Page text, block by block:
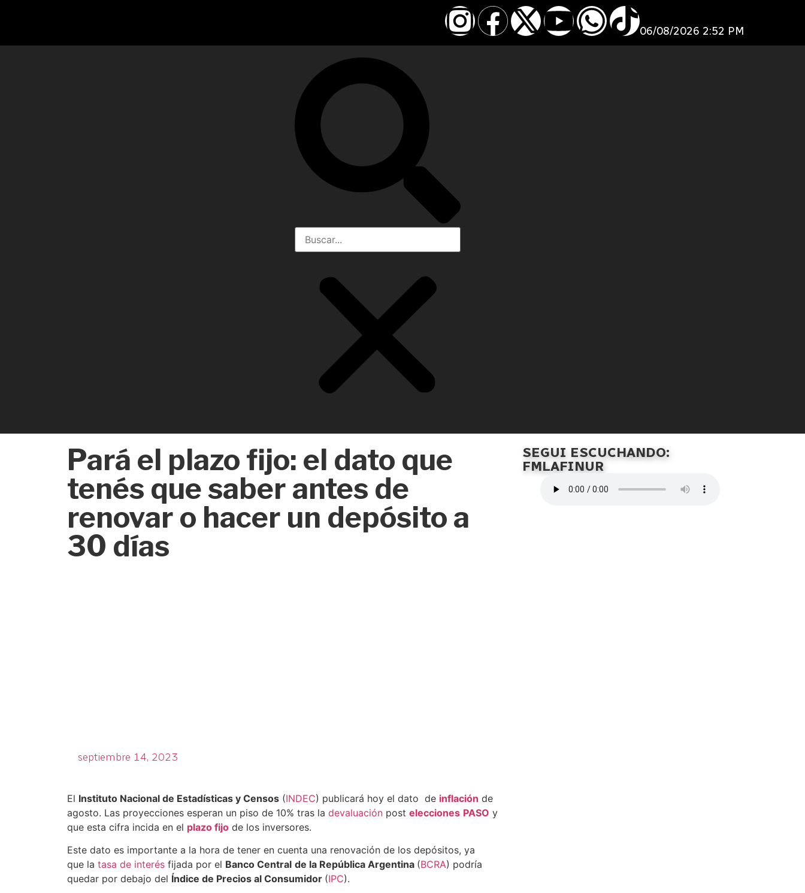
06/08/2026 2:52 PM
Pará el plazo fijo: el dato que
tenés que saber antes de
renovar o hacer un depósito a
30 días
septiembre 14, 2023
El Instituto Nacional de Estadísticas y Censos (INDEC) publicará hoy el dato de inflación de
agosto. Las proyecciones esperan un piso de 10% tras la devaluación post elecciones PASO y
que esta cifra incida en el plazo fijo de los inversores.
Este dato es importante a la hora de tener en cuenta una renovación de los depósitos, ya
que la tasa de interés fijada por el Banco Central de la República Argentina (BCRA) podría
quedar por debajo del Índice de Precios al Consumidor (IPC).
SEGUI ESCUCHANDO:
FMLAFINUR